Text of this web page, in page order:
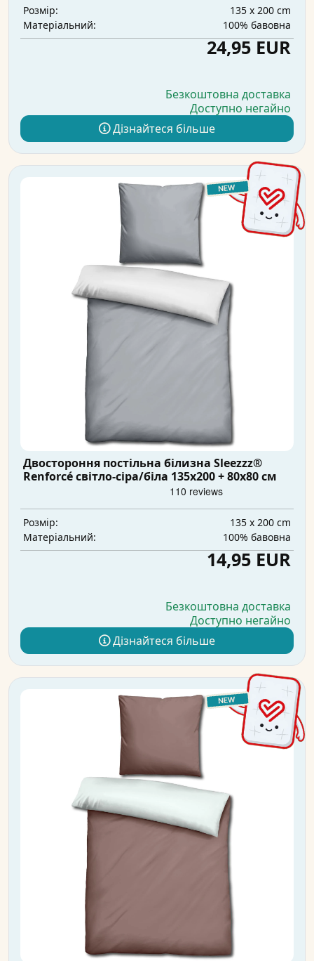
Розмір:
135 x 200 cm
Матеріальний:
100% бавовна
24,95 EUR
Безкоштовна доставка
Доступно негайно
Дізнайтеся більше
Двостороння постільна білизна Sleezzz®
Renforcé світло-сіра/біла 135x200 + 80x80 см
Розмір:
135 x 200 cm
Матеріальний:
100% бавовна
14,95 EUR
Безкоштовна доставка
Доступно негайно
Дізнайтеся більше